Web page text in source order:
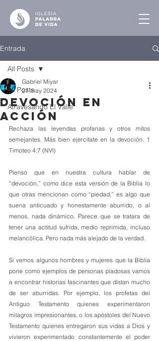
Entrada
All Posts
Atravesando El Valle
All Posts
Devoción en
Acción
Gabriel Miyar
27 may 2024
Rechaza las leyendas profanas y otros mitos
semejantes. Más bien ejercítate en la devoción. 1
Timoteo 4:7 (NVI)
Pienso que en nuestra cultura hablar de
“devoción,” como dice esta versión de la Biblia lo
que otras mencionan como “piedad,” es algo que
suena anticuado y honestamente aburrido, o al
menos, nada dinámico. Parece que se tratara de
tener una actitud sufrida, medio reprimida, incluso
melancólica. Pero nada más alejado de la verdad.
Si vemos algunos hombres y mujeres que la Biblia
pone como ejemplos de personas piadosas vamos
a encontrar historias fascinantes que distan mucho
de ser aburridas. Por ejemplo, los profetas del
Antiguo Testamento quienes experimentaron
milagros impresionantes, o los apóstoles del Nuevo
Testamento quienes entregaron sus vidas a Dios y
vivieron experimentado constantemente el poder